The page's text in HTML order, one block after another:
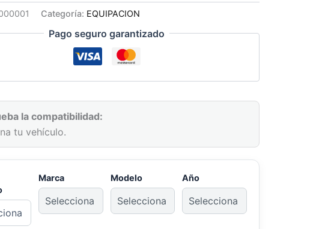
Categoría: EQUIPACION
Pago seguro garantizado
la compatibilidad:
tu vehículo.
Marca Modelo Año